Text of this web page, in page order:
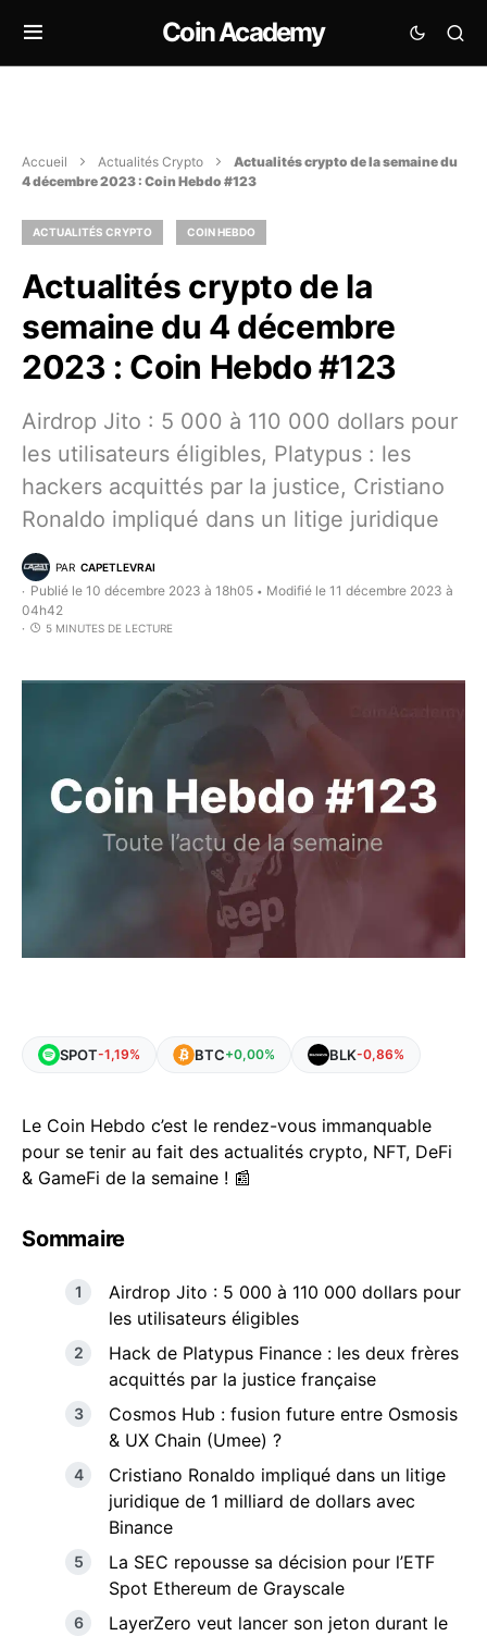
Coin Academy
Accueil Actualités Crypto
Actualités crypto de la semaine du
4 décembre 2023 : Coin Hebdo #123
ACTUALITÉS CRYPTO COIN HEBDO
Actualités crypto de la
semaine du 4 décembre
2023 : Coin Hebdo #123
Airdrop Jito : 5 000 à 110 000 dollars pour
les utilisateurs éligibles, Platypus : les
hackers acquittés par la justice, Cristiano
Ronaldo impliqué dans un litige juridique
PAR CAPETLEVRAI
Publié le 10 décembre 2023 à 18h05 • Modifié le 11 décembre 2023 à
04h42
5 MINUTES DE LECTURE
SPOT-1,19% BTC+0,00% BLK-0,86%
Le Coin Hebdo c’est le rendez-vous immanquable
pour se tenir au fait des actualités crypto, NFT, DeFi
& GameFi de la semaine ! 📰
Sommaire
Airdrop Jito : 5 000 à 110 000 dollars pour
les utilisateurs éligibles
Hack de Platypus Finance : les deux frères
acquittés par la justice française
Cosmos Hub : fusion future entre Osmosis
& UX Chain (Umee) ?
Cristiano Ronaldo impliqué dans un litige
juridique de 1 milliard de dollars avec
Binance
La SEC repousse sa décision pour l’ETF
Spot Ethereum de Grayscale
LayerZero veut lancer son jeton durant le